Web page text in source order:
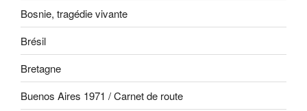
Bosnie, tragédie vivante
Brésil
Bretagne
Buenos Aires 1971 / Carnet de route